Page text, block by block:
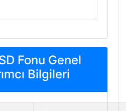
Fonu Genel
Bilgileri